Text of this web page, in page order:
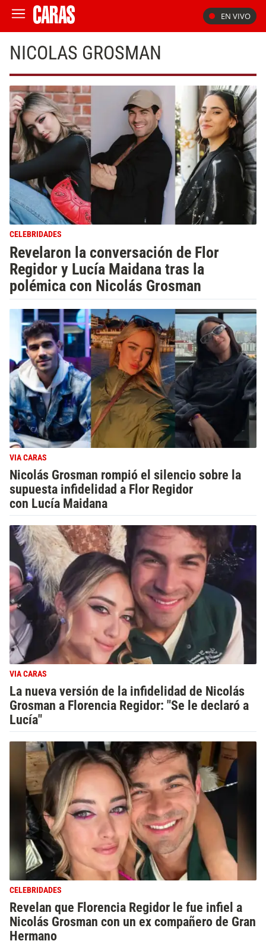
EN VIVO
NICOLAS GROSMAN
CELEBRIDADES
Revelaron la conversación de Flor
Regidor y Lucía Maidana tras la
polémica con Nicolás Grosman
VIA CARAS
Nicolás Grosman rompió el silencio sobre la
supuesta infidelidad a Flor Regidor
con Lucía Maidana
VIA CARAS
La nueva versión de la infidelidad de Nicolás
Grosman a Florencia Regidor: "Se le declaró a
Lucía"
CELEBRIDADES
Revelan que Florencia Regidor le fue infiel a
Nicolás Grosman con un ex compañero de Gran
Hermano